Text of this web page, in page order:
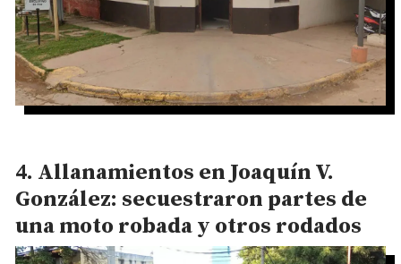
Allanamientos en Joaquín V.
González: secuestraron partes de
una moto robada y otros rodados